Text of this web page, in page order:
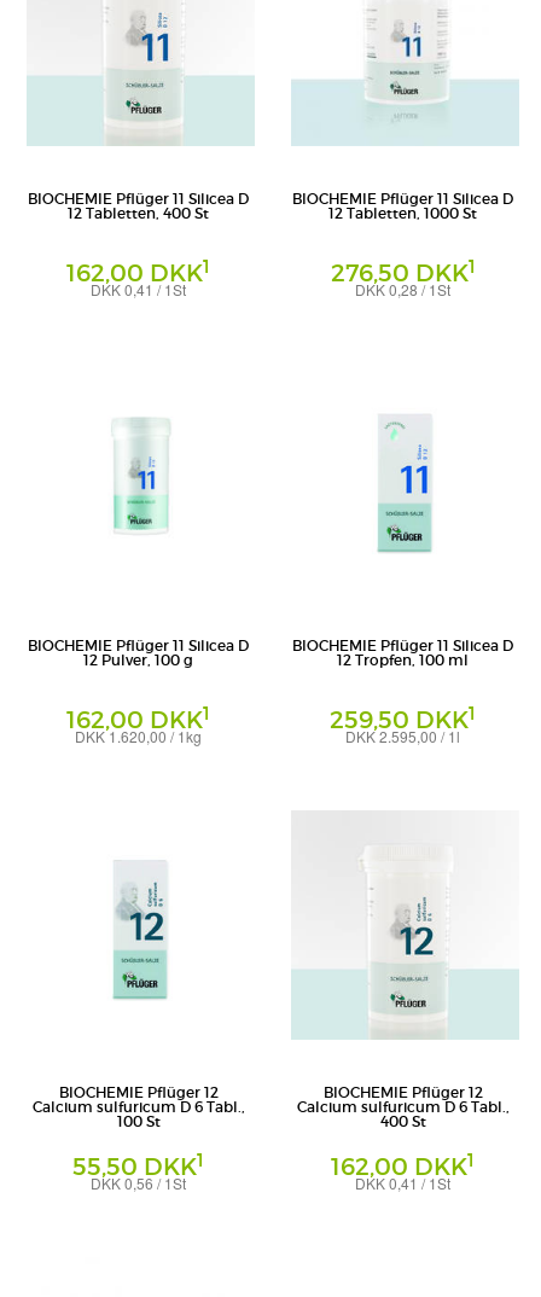
BIOCHEMIE Pflüger 11 Silicea D
12 Tabletten, 400 St
162,00 DKK1
DKK 0,41 / 1St
BIOCHEMIE Pflüger 11 Silicea D
12 Tabletten, 1000 St
276,50 DKK1
DKK 0,28 / 1St
BIOCHEMIE Pflüger 11 Silicea D
12 Pulver, 100 g
162,00 DKK1
DKK 1.620,00 / 1kg
BIOCHEMIE Pflüger 11 Silicea D
12 Tropfen, 100 ml
259,50 DKK1
DKK 2.595,00 / 1l
BIOCHEMIE Pflüger 12
Calcium sulfuricum D 6 Tabl.,
100 St
55,50 DKK1
DKK 0,56 / 1St
BIOCHEMIE Pflüger 12
Calcium sulfuricum D 6 Tabl.,
400 St
162,00 DKK1
DKK 0,41 / 1St